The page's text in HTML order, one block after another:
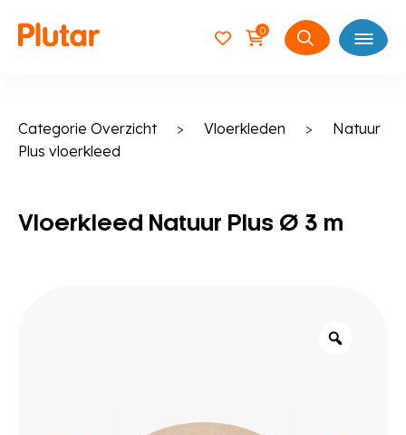
0
Zoeken
Open
Categorie Overzicht > Vloerkleden > Natuur
Plus vloerkleed
Vloerkleed Natuur Plus Ø 3 m